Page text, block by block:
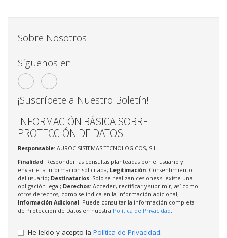
Sobre Nosotros
Síguenos en:
¡Suscríbete a Nuestro Boletín!
INFORMACIÓN BÁSICA SOBRE
PROTECCIÓN DE DATOS
Responsable: AUROC SISTEMAS TECNOLOGICOS, S.L.
Finalidad: Responder las consultas planteadas por el usuario y
enviarle la información solicitada; Legitimación: Consentimiento
del usuario; Destinatarios: Solo se realizan cesiones si existe una
obligación legal; Derechos: Acceder, rectificar y suprimir, así como
otros derechos, como se indica en la información adicional;
Información Adicional: Puede consultar la información completa
de Protección de Datos en nuestra Política de Privacidad
He leído y acepto la Política de Privacidad.